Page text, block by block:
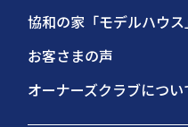
協和の家「モデルハウス
お客さまの声
オーナーズクラブについ